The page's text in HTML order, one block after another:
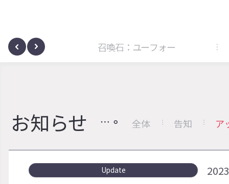
サノヴァ 召喚石：ユーフォー
お知らせ 全体 告知 ア
Update